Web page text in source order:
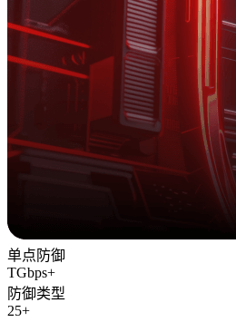
单点防御
TGbps+
防御类型
25+